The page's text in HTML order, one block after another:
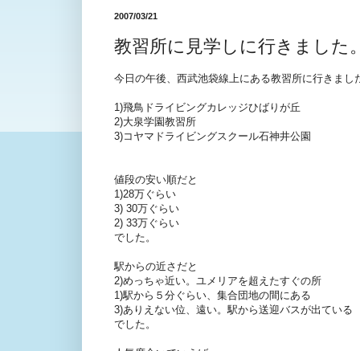
2007/03/21
教習所に見学しに行きました
今日の午後、西武池袋線上にある教習所に行きまし
1)飛鳥ドライビングカレッジひばりが丘
2)大泉学園教習所
3)コヤマドライビングスクール石神井公園
値段の安い順だと
1)28万ぐらい
3) 30万ぐらい
2) 33万ぐらい
でした。
駅からの近さだと
2)めっちゃ近い。ユメリアを超えたすぐの所
1)駅から５分ぐらい、集合団地の間にある
3)ありえない位、遠い。駅から送迎バスが出ている
でした。